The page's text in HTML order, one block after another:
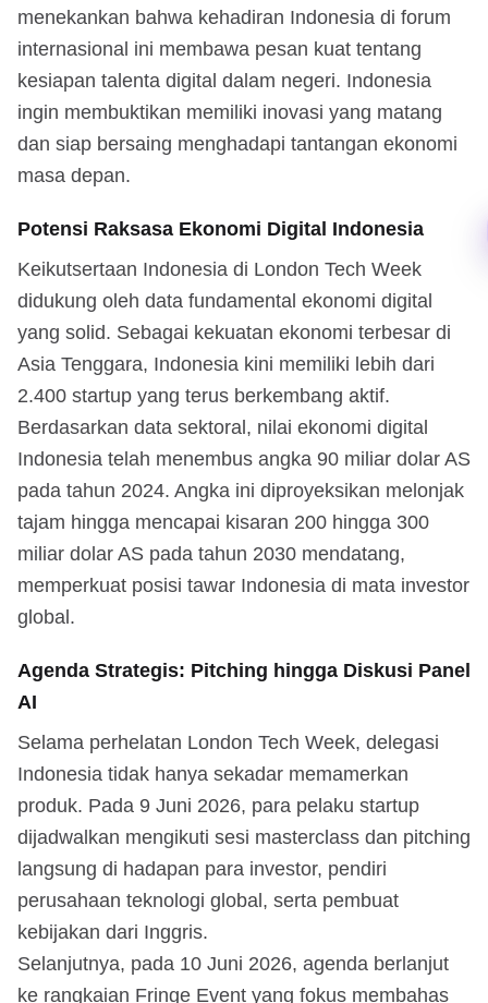
menekankan bahwa kehadiran Indonesia di forum
internasional ini membawa pesan kuat tentang
kesiapan talenta digital dalam negeri. Indonesia
ingin membuktikan memiliki inovasi yang matang
dan siap bersaing menghadapi tantangan ekonomi
masa depan.
Potensi Raksasa Ekonomi Digital Indonesia
Keikutsertaan Indonesia di London Tech Week
didukung oleh data fundamental ekonomi digital
yang solid. Sebagai kekuatan ekonomi terbesar di
Asia Tenggara, Indonesia kini memiliki lebih dari
2.400 startup yang terus berkembang aktif.
Berdasarkan data sektoral, nilai ekonomi digital
Indonesia telah menembus angka 90 miliar dolar AS
pada tahun 2024. Angka ini diproyeksikan melonjak
tajam hingga mencapai kisaran 200 hingga 300
miliar dolar AS pada tahun 2030 mendatang,
memperkuat posisi tawar Indonesia di mata investor
global.
Agenda Strategis: Pitching hingga Diskusi Panel
AI
Selama perhelatan London Tech Week, delegasi
Indonesia tidak hanya sekadar memamerkan
produk. Pada 9 Juni 2026, para pelaku startup
dijadwalkan mengikuti sesi masterclass dan pitching
langsung di hadapan para investor, pendiri
perusahaan teknologi global, serta pembuat
kebijakan dari Inggris.
Selanjutnya, pada 10 Juni 2026, agenda berlanjut
ke rangkaian Fringe Event yang fokus membahas